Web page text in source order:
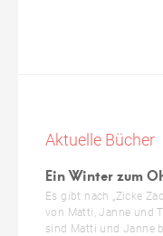
Aktuelle Bücher
Ein Winter zum
Es gibt nach „Zicke
von Matti, Janne und
sind Matti und Janne